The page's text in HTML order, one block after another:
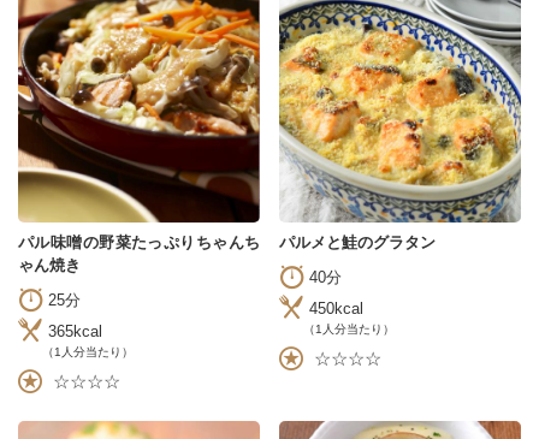
パル味噌の野菜たっぷりちゃんち
ゃん焼き
25分
365kcal
（1人分当たり）
☆☆☆☆
パルメと鮭のグラタン
40分
450kcal
（1人分当たり）
☆☆☆☆